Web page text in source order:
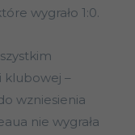
wygrało 1:0.
klubowej –
wzniesienia
nie wygrała